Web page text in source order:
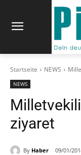
Startseite NEWS
NEWS
ziyaret
By Haber 09/01/